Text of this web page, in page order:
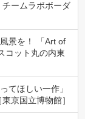
チームラボボーダ
景を！ 「Art of
コット丸の内東
てほしい一作」
京国立博物館］